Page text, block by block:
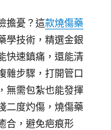
擔憂？這款燒傷藥
學技術，精選金銀
快速鎮痛，還能清
雜步驟，打開管口
無需包紮也能發揮
二度灼傷，燒傷藥
合，避免疤痕形